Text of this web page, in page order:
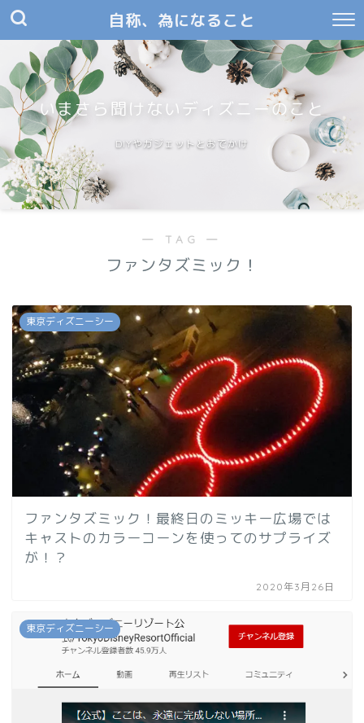
自称、為になること
いまさら聞けないディズニーのこと
DIYやガジェットとおでかけ
― TAG ―
ファンタズミック！
東京ディズニーシー
ファンタズミック！最終日のミッキー広場では
キャストのカラーコーンを使ってのサプライズ
が！？
2020年3月26日
東京ディズニーシー